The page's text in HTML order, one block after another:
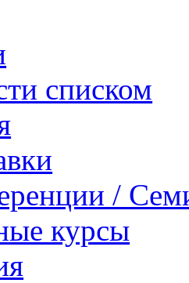
списком
/
курсы